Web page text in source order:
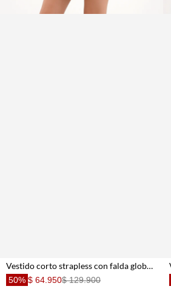
Vestido corto strapless con falda globo café para mujer
50% $ 64.950$ 129.900